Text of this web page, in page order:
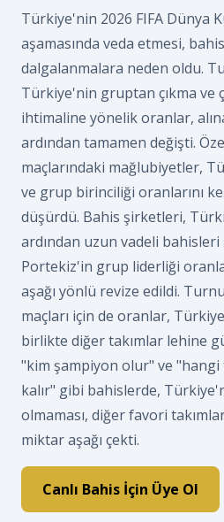
Türkiye'nin 2026 FIFA Dünya
aşamasında veda etmesi,
dalgalanmalara neden oldu.
Türkiye'nin gruptan çıkma ve
ihtimaline yönelik oranlar,
ardından tamamen değişti.
maçlarındaki mağlubiyetler,
ve grup birinciliği oranlarını
düşürdü. Bahis şirketleri,
ardından uzun vadeli bahisleri
Portekiz'in grup liderliği
aşağı yönlü revize edildi.
maçları için de oranlar,
birlikte diğer takımlar lehine
"kim şampiyon olur" ve "hangi
kalır" gibi bahislerde,
olmaması, diğer favori
miktar aşağı çekti.
Canlı Bahis İçin Üye Ol